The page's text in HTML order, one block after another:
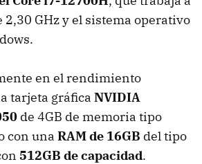
2,30 GHz y el sistema operativo
en el rendimiento
tarjeta gráfica NVIDIA
de 4GB de memoria tipo
con una RAM de 16GB del tipo
512GB de capacidad.